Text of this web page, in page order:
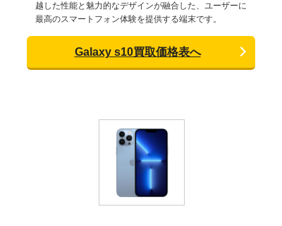
越した性能と魅力的なデザインが融合した、ユーザーに
最高のスマートフォン体験を提供する端末です。
Galaxy s10買取価格表へ